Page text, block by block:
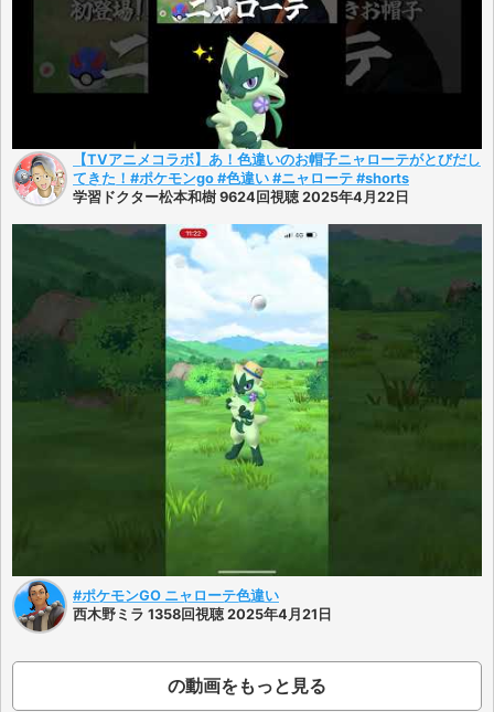
【TVアニメコラボ】あ！色違いのお帽子ニャローテがとびだし
てきた！#ポケモンgo #色違い #ニャローテ #shorts
学習ドクター松本和樹 9624回視聴 2025年4月22日
#ポケモンGO ニャローテ色違い
西木野ミラ 1358回視聴 2025年4月21日
の動画をもっと見る